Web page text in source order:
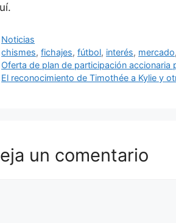
Categorías
Noticias
Etiquetas
chismes,fichajes,fútbol, interés, mercado,
Oferta de plan de participación accionaria
El reconocimiento de Timothée a Kylie y
un comentario